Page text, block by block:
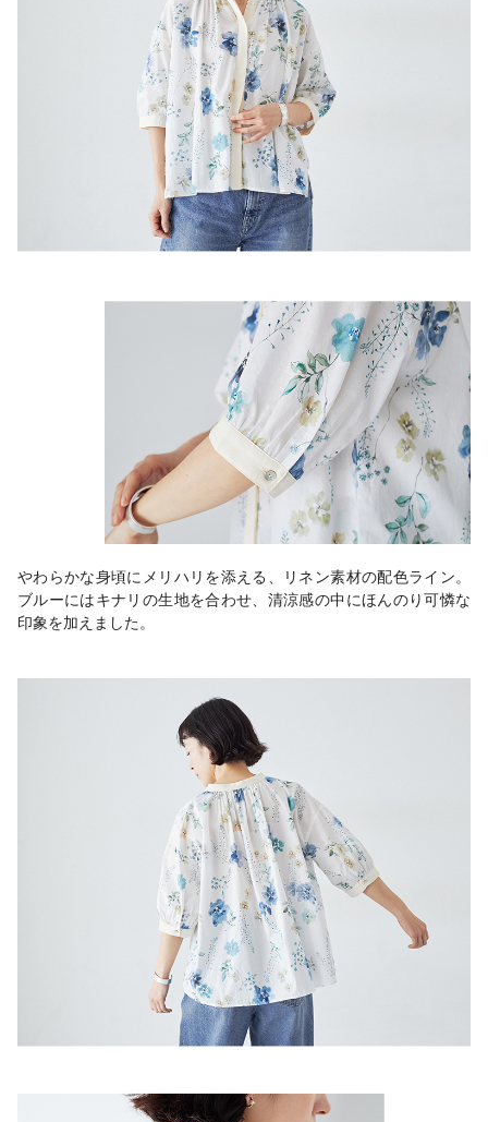
やわらかな身頃にメリハリを添える、リネン素材の配色ライン。
ブルーにはキナリの生地を合わせ、清涼感の中にほんのり可憐な
印象を加えました。